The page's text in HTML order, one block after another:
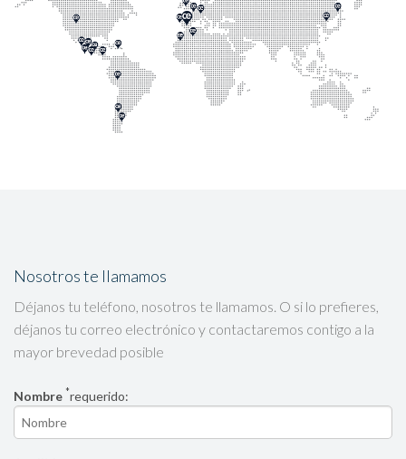
Nosotros te llamamos
Déjanos tu teléfono, nosotros te llamamos. O si lo prefieres,
déjanos tu correo electrónico y contactaremos contigo a la
mayor brevedad posible
Nombre *requerido: